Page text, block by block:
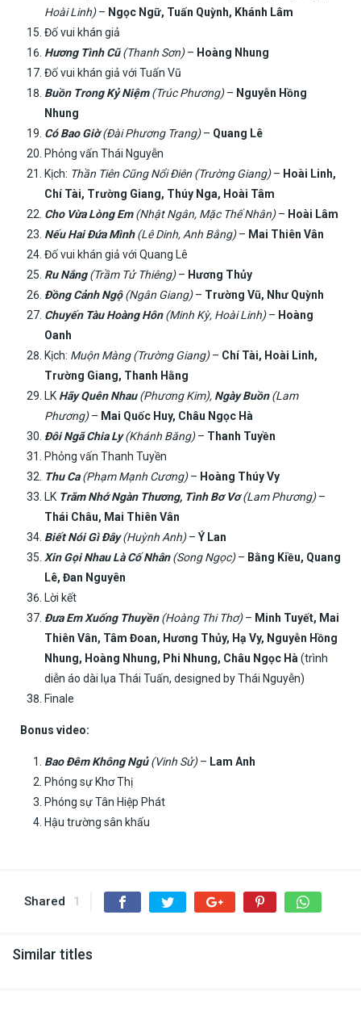
Hoài Linh)– Ngọc Ngữ, Tuấn Quỳnh, Khánh Lâm
Đố vui khán giả
Hương Tình Cũ(Thanh Sơn)– Hoàng Nhung
Đố vui khán giả với Tuấn Vũ
Buồn Trong Kỷ Niệm(Trúc Phương)– Nguyễn Hồng
Nhung
Có Bao Giờ(Đài Phương Trang)– Quang Lê
Phỏng vấn Thái Nguyễn
Kịch: Thần Tiên Cũng Nổi Điên (Trường Giang)– Hoài Linh,
Chí Tài, Trường Giang, Thúy Nga, Hoài Tâm
Cho Vừa Lòng Em(Nhật Ngân, Mặc Thế Nhân)– Hoài Lâm
Nếu Hai Đứa Mình(Lê Dinh, Anh Bằng)– Mai Thiên Vân
Đố vui khán giả với Quang Lê
Ru Nắng(Trầm Tử Thiêng)– Hương Thủy
Đồng Cảnh Ngộ(Ngân Giang)– Trường Vũ, Như Quỳnh
Chuyến Tàu Hoàng Hôn(Minh Kỳ, Hoài Linh)– Hoàng
Oanh
Kịch: Muộn Màng (Trường Giang)– Chí Tài, Hoài Linh,
Trường Giang, Thanh Hằng
LK Hãy Quên Nhau(Phương Kim), Ngày Buồn(Lam
Phương)– Mai Quốc Huy, Châu Ngọc Hà
Đôi Ngã Chia Ly(Khánh Băng)– Thanh Tuyền
Phỏng vấn Thanh Tuyền
Thu Ca(Phạm Mạnh Cương)– Hoàng Thúy Vy
LK Trăm Nhớ Ngàn Thương, Tình Bơ Vơ(Lam Phương)–
Thái Châu, Mai Thiên Vân
Biết Nói Gì Đây(Huỳnh Anh)– Ý Lan
Xin Gọi Nhau Là Cố Nhân(Song Ngọc)– Bằng Kiều, Quang
Lê, Đan Nguyên
Lời kết
Đưa Em Xuống Thuyền(Hoàng Thi Thơ)– Minh Tuyết, Mai
Thiên Vân, Tâm Đoan, Hương Thủy, Hạ Vy, Nguyễn Hồng
Nhung, Hoàng Nhung, Phi Nhung, Châu Ngọc Hà (trình
diễn áo dài lụa Thái Tuấn, designed by Thái Nguyễn)
Finale
Bonus video:
Bao Đêm Không Ngủ(Vinh Sử)– Lam Anh
Phóng sự Khơ Thị
Phóng sự Tân Hiệp Phát
Hậu trường sân khấu
Shared 1
Similar titles